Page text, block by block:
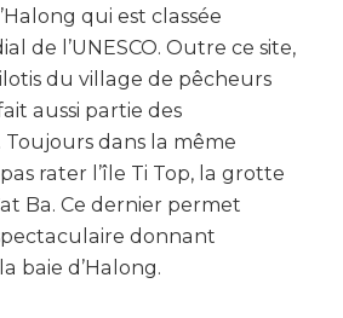
qui est classée
de l’UNESCO. Outre ce site,
du village de pêcheurs
aussi partie des
dans la même
rater l’île Ti Top, la grotte
Ba. Ce dernier permet
donnant
baie d’Halong.